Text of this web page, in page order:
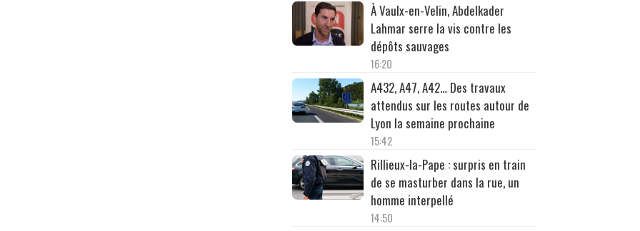
À Vaulx-en-Velin, Abdelkader
Lahmar serre la vis contre les
dépôts sauvages
16:20
A432, A47, A42… Des travaux
attendus sur les routes autour de
Lyon la semaine prochaine
15:42
Rillieux-la-Pape : surpris en train
de se masturber dans la rue, un
homme interpellé
14:50